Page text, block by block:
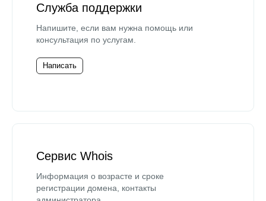
Служба поддержки
Напишите, если вам нужна помощь или
консультация по услугам.
Написать
Сервис Whois
Информация о возрасте и сроке
регистрации домена, контакты